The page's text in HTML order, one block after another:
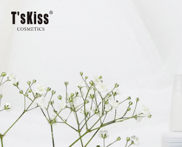
私たちのプラセンタ
開発インタビュー